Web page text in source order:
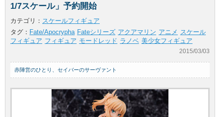
1/7スケール」予約開始
カテゴリ： スケールフィギュア
タグ： Fate/Apocrypha Fateシリーズ アクアマリン アニメ スケール
フィギュア フィギュア モードレッド ラノベ 美少女フィギュア
2015/03/03
赤陣営のひとり、セイバーのサーヴァント